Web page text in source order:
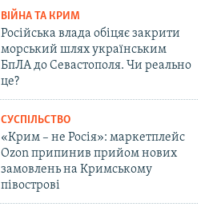
ВІЙНА ТА КРИМ
Російська влада обіцяє закрити
морський шлях українським
БпЛА до Севастополя. Чи реально
це?
СУСПІЛЬСТВО
«Крим – не Росія»: маркетплейс
Ozon припинив прийом нових
замовлень на Кримському
півострові